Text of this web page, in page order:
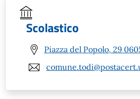
Scolastico
Piazza del Popolo, 29